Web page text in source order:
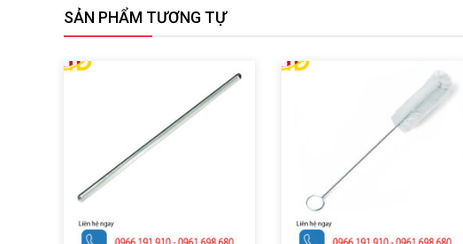
SẢN PHẨM TƯƠNG TỰ